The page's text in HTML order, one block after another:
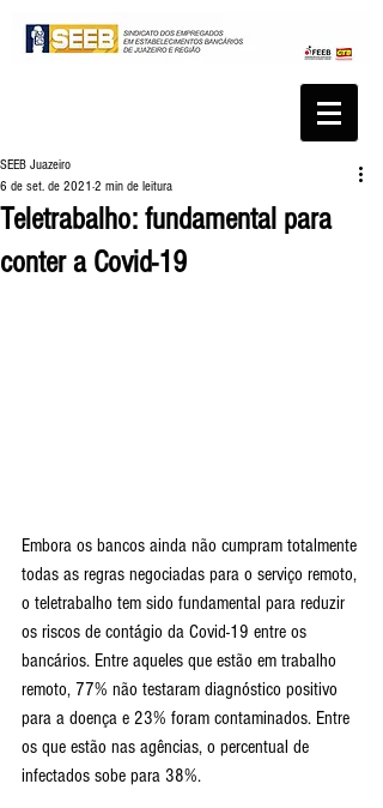
Teletrabalho: fundamental para
conter a Covid-19
SEEB Juazeiro
6 de set. de 2021 2 min de leitura
Embora os bancos ainda não cumpram totalmente
todas as regras negociadas para o serviço remoto,
o teletrabalho tem sido fundamental para reduzir
os riscos de contágio da Covid-19 entre os
bancários. Entre aqueles que estão em trabalho
remoto, 77% não testaram diagnóstico positivo
para a doença e 23% foram contaminados. Entre
os que estão nas agências, o percentual de
infectados sobe para 38%.